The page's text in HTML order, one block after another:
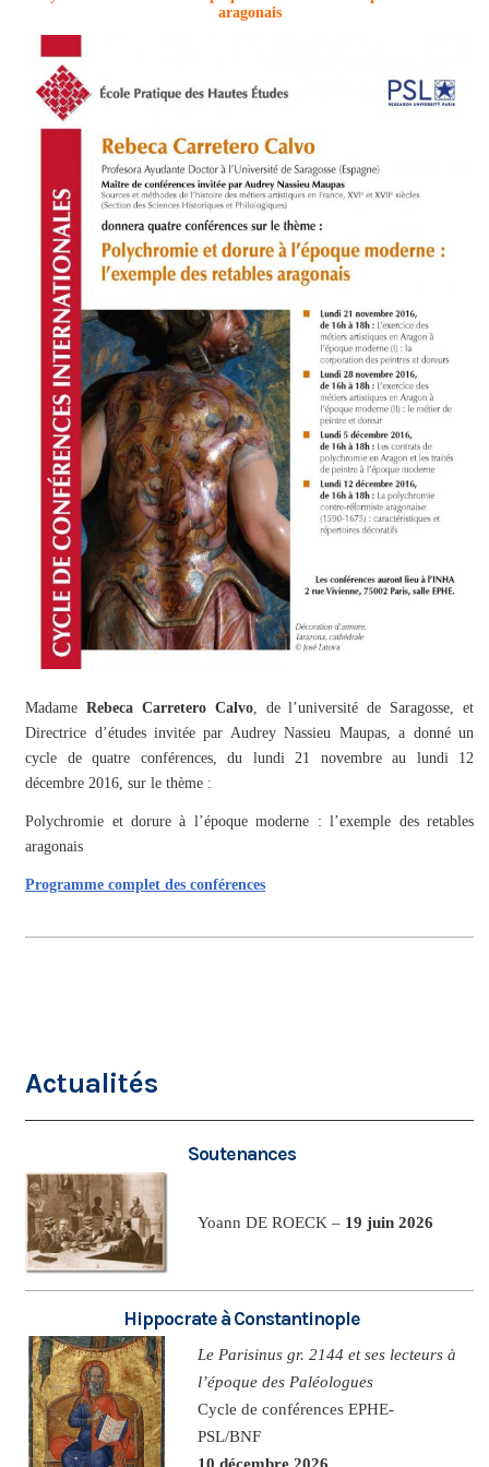
aragonais
Madame Rebeca Carretero Calvo, de l’université de Saragosse, et
Directrice d’études invitée par Audrey Nassieu Maupas, a donné un
cycle de quatre conférences, du lundi 21 novembre au lundi 12
décembre 2016, sur le thème :
Polychromie et dorure à l’époque moderne : l’exemple des retables
aragonais
Programme complet des conférences
Actualités
Soutenances
Yoann DE ROECK – 19 juin 2026
Hippocrate à Constantinople
Le Parisinus gr. 2144 et ses lecteurs à
l’époque des Paléologues
Cycle de conférences EPHE-
PSL/BNF